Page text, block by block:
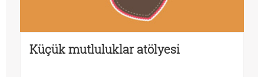
Küçük mutluluklar atölyesi